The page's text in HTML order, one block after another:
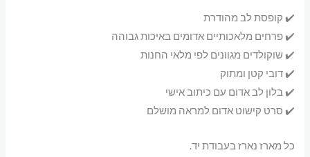
✔️ קופסת לב מהודרת
✔️ פרחים מלאכותיים אדומים באיכות גבוהה
✔️ שוקולדים מגוונים לפי מלאי החנות
✔️ דובי קטן ומתוק
✔️ בלון לב אדום עם כיתוב אישי
✔️ סרט קישוט אדום למראה מושלם
כל מארז נארז בעבודת יד.